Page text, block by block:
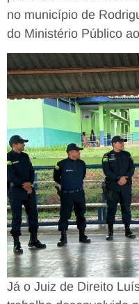
no município de
do Ministério Público
Já o Juiz de Direito